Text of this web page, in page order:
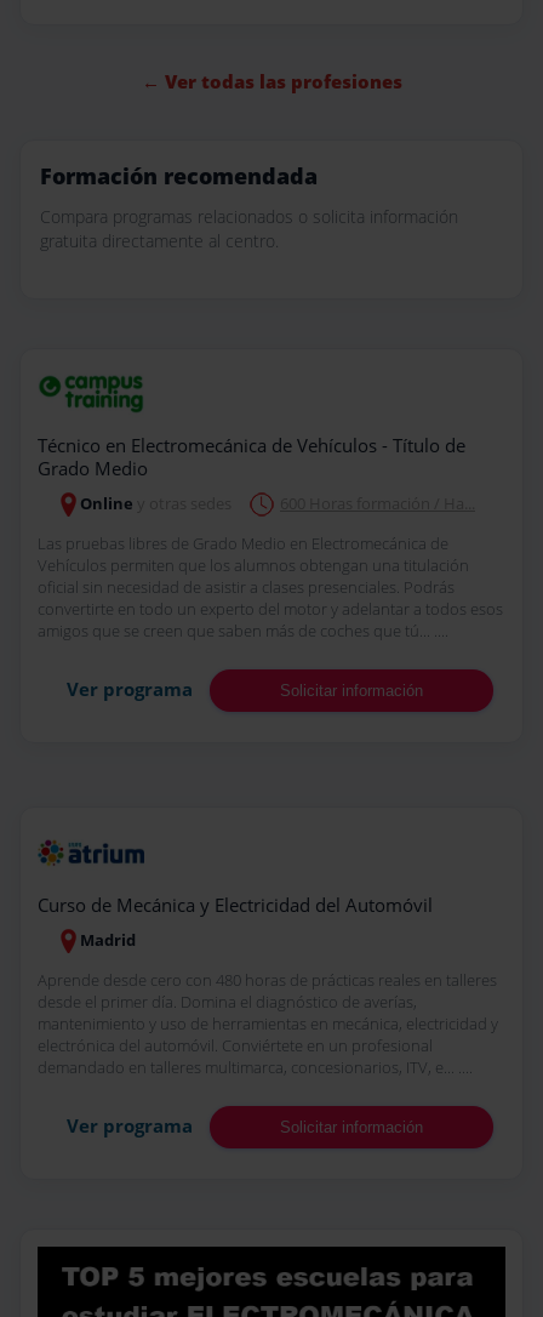
← Ver todas las profesiones
Formación recomendada
Compara programas relacionados o solicita información
gratuita directamente al centro.
Técnico en Electromecánica de Vehículos - Título de
Grado Medio
Online
Las pruebas libres de Grado Medio en Electromecánica de
Vehículos permiten que los alumnos obtengan una titulación
oficial sin necesidad de asistir a clases presenciales. Podrás
convertirte en todo un experto del motor y adelantar a todos esos
amigos que se creen que saben más de coches que tú... ....
Ver programa Solicitar información
Curso de Mecánica y Electricidad del Automóvil
Madrid
Aprende desde cero con 480 horas de prácticas reales en talleres
desde el primer día. Domina el diagnóstico de averías,
mantenimiento y uso de herramientas en mecánica, electricidad y
electrónica del automóvil. Conviértete en un profesional
demandado en talleres multimarca, concesionarios, ITV, e... ....
Ver programa Solicitar información